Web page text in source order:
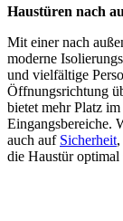
Haustüren nach
Mit einer nach
moderne
und vielfältige
Öffnungsrichtung
bietet mehr Platz
Eingangsbereiche.
auch auf Sicherheit
die Haustür optimal